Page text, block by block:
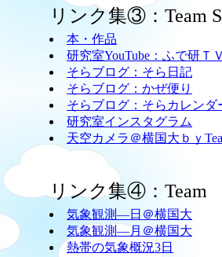
リンク集③：Team
本・作品
研究室YouTube：ふで研Ｔ
そらブログ：そら日記
そらブログ：かぜ便り
そらブログ：そらカレンダ
研究室インスタグラム
天空カメラ＠横国大ｂｙ
リンク集④：
気象観測―日＠横国大
気象観測―月＠横国大
熱帯の気象概況3日